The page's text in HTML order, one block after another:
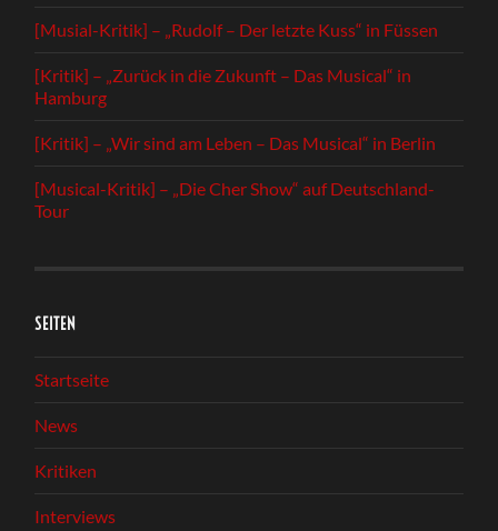
[Musial-Kritik] – „Rudolf – Der letzte Kuss“ in Füssen
[Kritik] – „Zurück in die Zukunft – Das Musical“ in
Hamburg
[Kritik] – „Wir sind am Leben – Das Musical“ in Berlin
[Musical-Kritik] – „Die Cher Show“ auf Deutschland-
Tour
SEITEN
Startseite
News
Kritiken
Interviews